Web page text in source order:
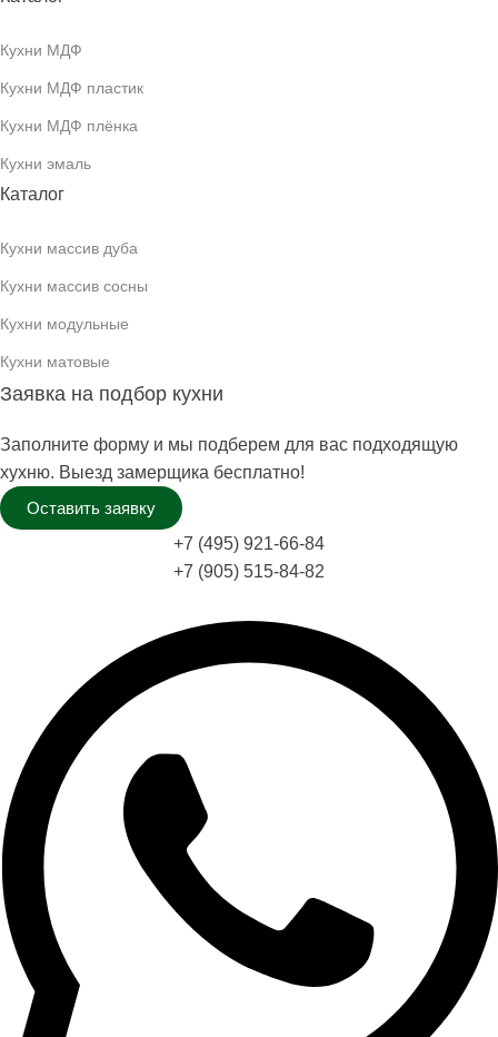
Кухни МДФ
Кухни МДФ пластик
Кухни МДФ плёнка
Кухни эмаль
Каталог
Кухни массив дуба
Кухни массив сосны
Кухни модульные
Кухни матовые
Заявка на подбор кухни
Заполните форму и мы подберем для вас подходящую
хухню. Выезд замерщика бесплатно!
Оставить заявку
+7 (495) 921-66-84
+7 (905) 515-84-82